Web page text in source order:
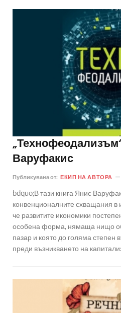
Варуфакис
Публикувана от: ЕКИП НА АВТОРА
bdquo;В тази книга Янис
конвенционалните схващания в
че развитите икономики
особена форма, нямаща нищо
пазар и която до голяма степен
преди възникването на